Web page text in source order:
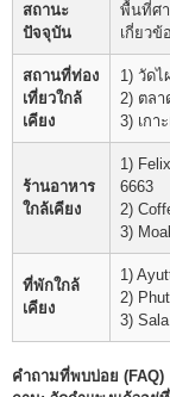
สถานะ
ปัจจุบัน
พื้นที่ศ
เกี่ยวข้
สถานที่ท่อง
เที่ยวใกล้
เคียง
1) วัด
2) ตลา
3) เกา
ร้านอาหาร
ใกล้เคียง
1)
6663
2)
3)
ที่พักใกล้
เคียง
1)
2)
3)
คำถามที่พบบ่อย (FAQ)